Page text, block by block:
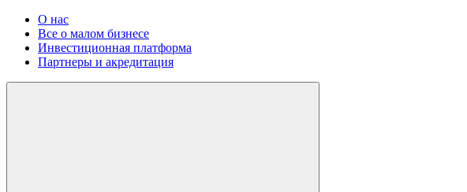
О нас
Все о малом бизнесе
Инвестиционная платформа
Партнеры и акредитация